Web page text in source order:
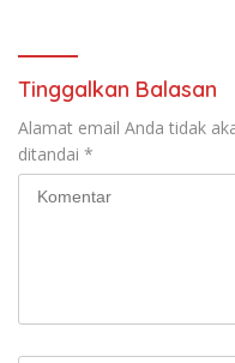
RUU Ketenagakerjaan Baru.
Tinggalkan Balasan
Alamat email Anda tidak
ditandai *